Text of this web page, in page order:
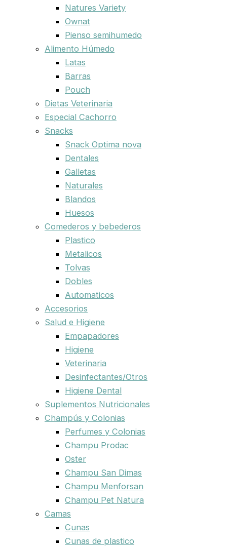
Natures Variety
Ownat
Pienso semihumedo
Alimento Húmedo
Latas
Barras
Pouch
Dietas Veterinaria
Especial Cachorro
Snacks
Snack Optima nova
Dentales
Galletas
Naturales
Blandos
Huesos
Comederos y bebederos
Plastico
Metalicos
Tolvas
Dobles
Automaticos
Accesorios
Salud e Higiene
Empapadores
Higiene
Veterinaria
Desinfectantes/Otros
Higiene Dental
Suplementos Nutricionales
Champús y Colonias
Perfumes y Colonias
Champu Prodac
Oster
Champu San Dimas
Champu Menforsan
Champu Pet Natura
Camas
Cunas
Cunas de plastico